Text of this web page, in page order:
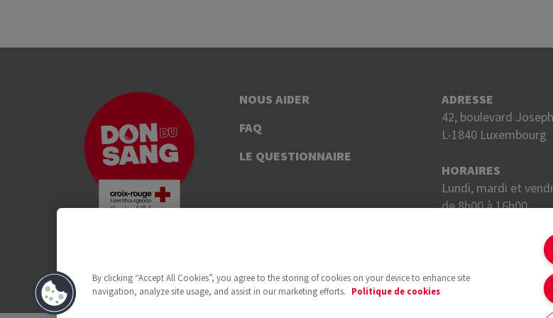
NOUS AIDER
FAQ
LE QUESTIONNAIRE
ADRESSE
42, boulevard
L-1840 Luxembourg
HORAIRES
Lundi, mardi et
de 8h00 à 16h00.
By clicking “Accept All Cookies”, you agree to the storing of cookies on your device to enhance site
navigation, analyze site usage, and assist in our marketing efforts.
Politique de cookies